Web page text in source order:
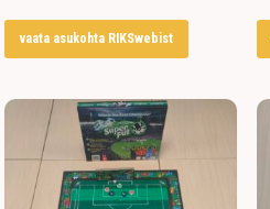
vaata asukohta RIKSwebist